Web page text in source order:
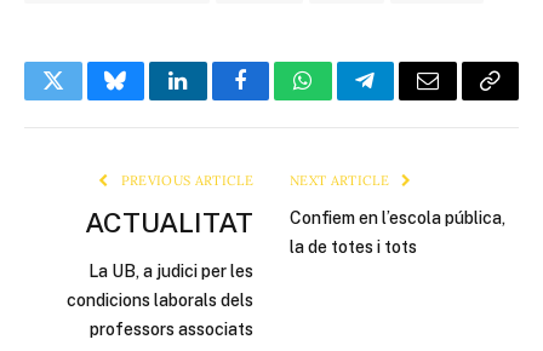
TwitterBlueskyLinkedInFacebookWhatsAppTelegramEmail Copy
PREVIOUS ARTICLE
ACTUALITAT
La UB, a judici per les
condicions laborals dels
professors associats
NEXT ARTICLE
Confiem en l’escola pública,
la de totes i tots